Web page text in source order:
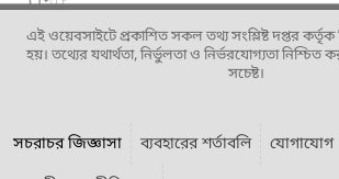
এই ওয়েবসাইটে প্রকাশিত সকল তথ্য সংশ্লিষ্ট দপ্তর কর্তৃক
হয়। তথ্যের যথার্থতা, নির্ভুলতা ও নির্ভরযোগ্যতা নিশ্চিত
সচেষ্ট।
সচরাচর জিজ্ঞাসা ব্যবহারের শর্তাবলি যোগাযোগ